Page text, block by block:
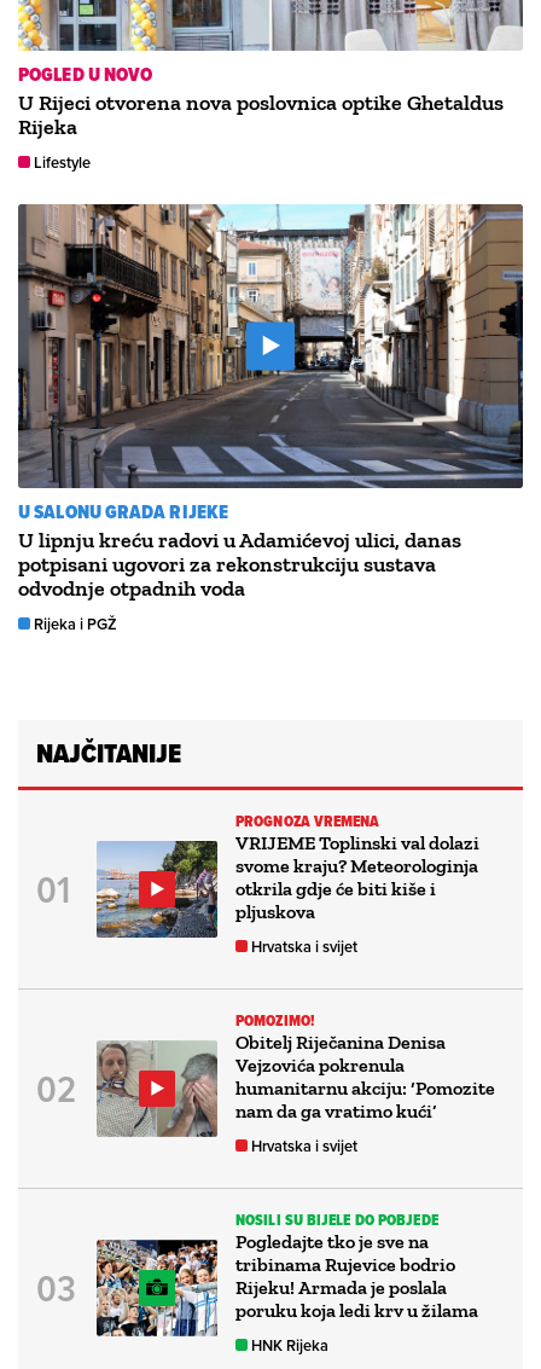
POGLED U NOVO
U Rijeci otvorena nova poslovnica optike Ghetaldus
Rijeka
Lifestyle
U SALONU GRADA RIJEKE
U lipnju kreću radovi u Adamićevoj ulici, danas
potpisani ugovori za rekonstrukciju sustava
odvodnje otpadnih voda
Rijeka i PGŽ
NAJČITANIJE
PROGNOZA VREMENA
VRIJEME Toplinski val dolazi
svome kraju? Meteorologinja
otkrila gdje će biti kiše i
pljuskova
Hrvatska i svijet
POMOZIMO!
Obitelj Riječanina Denisa
Vejzovića pokrenula
humanitarnu akciju: ‘Pomozite
nam da ga vratimo kući’
Hrvatska i svijet
NOSILI SU BIJELE DO POBJEDE
Pogledajte tko je sve na
tribinama Rujevice bodrio
Rijeku! Armada je poslala
poruku koja ledi krv u žilama
HNK Rijeka